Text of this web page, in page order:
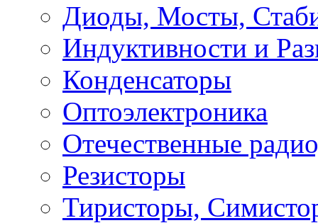
Диоды, Мосты,
Индуктивности и
Конденсаторы
Оптоэлектроника
Отечественные
Резисторы
Тиристоры,